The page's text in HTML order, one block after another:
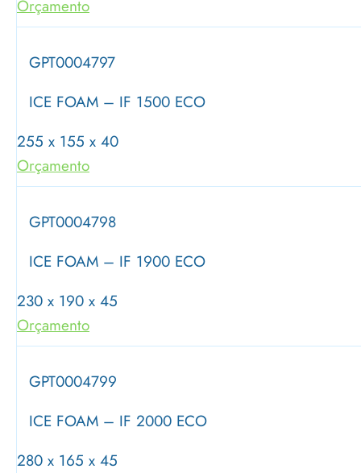
Orçamento
GPT0004797
ICE FOAM – IF 1500 ECO
255 x 155 x 40
Orçamento
GPT0004798
ICE FOAM – IF 1900 ECO
230 x 190 x 45
Orçamento
GPT0004799
ICE FOAM – IF 2000 ECO
280 x 165 x 45